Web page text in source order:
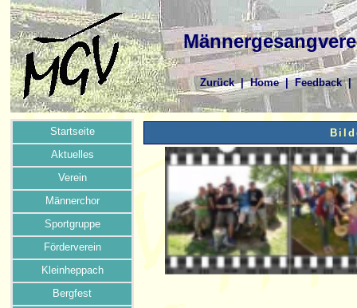
Zurück|Home|Feedback|
Startseite
Aktuelles
Verein
Männerchor
Sportgruppe
Förderverein
Kleinheppach
Bergfest